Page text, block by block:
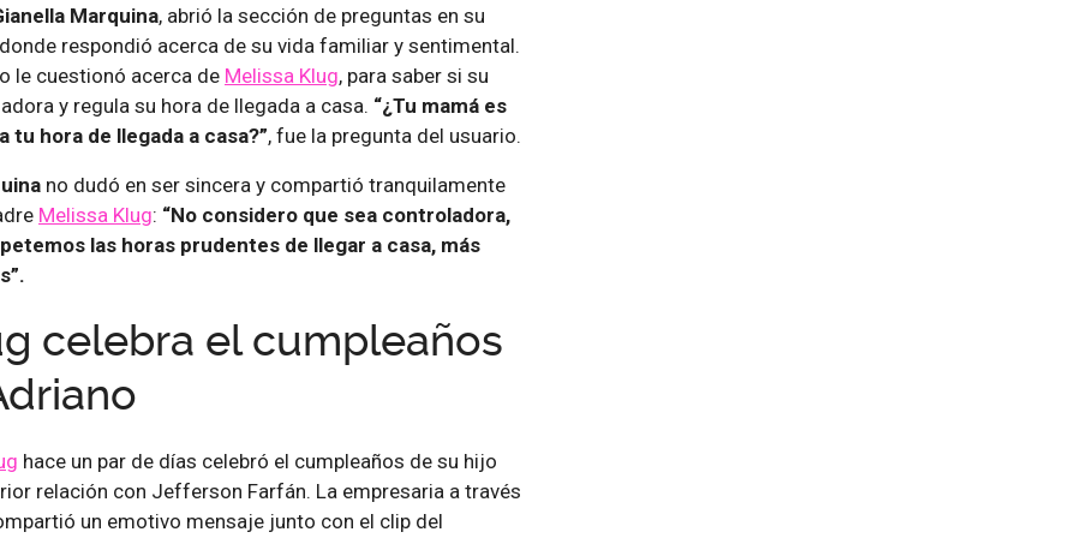
Marquina, abrió la sección de preguntas en su
respondió acerca de su vida familiar y sentimental.
le cuestionó acerca de Melissa Klug, para saber si su
y regula su hora de llegada a casa. “¿Tu mamá es
hora de llegada a casa?”, fue la pregunta del usuario.
no dudó en ser sincera y compartió tranquilamente
Melissa Klug: “No considero que sea controladora,
las horas prudentes de llegar a casa, más
celebra el cumpleaños
hace un par de días celebró el cumpleaños de su hijo
relación con Jefferson Farfán. La empresaria a través
un emotivo mensaje junto con el clip del